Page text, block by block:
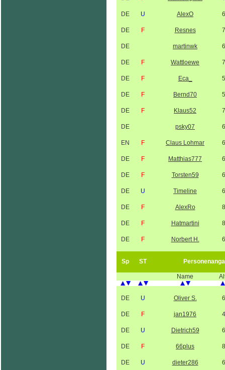
DE U AlexO
DE F Resnes
DE martinwk
DE F Wattloewe
DE F Eca_
DE F Bernd70
DE F Klaus52
DE psky07
EN F Claus Lohmar
DE F Matthias777
DE F Torsten59
DE U Timeline
DE F AlexRo
DE F Hatmartini
DE F Norbert H.
Sp ST
Name
DE U Oliver S.
DE F jan1976
DE U Dietrich59
DE F 66plus
DE U dieter286